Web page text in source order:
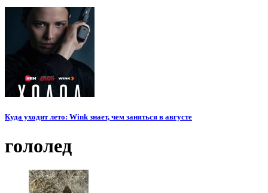
Куда уходит лето: Wink знает, чем заняться в августе
гололед